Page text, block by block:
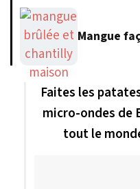
Mangue
Faites les
micro-ondes de
tout le